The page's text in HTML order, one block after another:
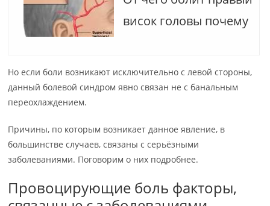
висок головы почему
Но если боли возникают исключительно с левой стороны,
данный болевой синдром явно связан не с банальным
переохлаждением.
Причины, по которым возникает данное явление, в
большинстве случаев, связаны с серьёзными
заболеваниями. Поговорим о них подробнее.
Провоцирующие боль факторы,